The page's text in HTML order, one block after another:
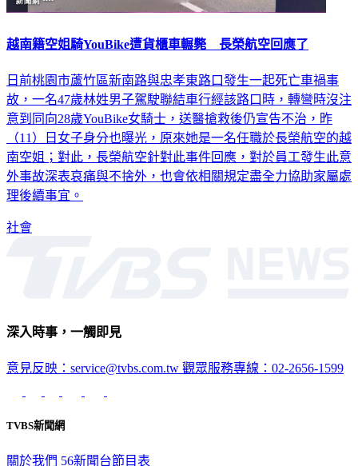
越南籍空姐騎YouBike遭貨櫃車輾斃 長榮航空回應了
日前桃園市蘆竹區新南路與忠孝東路口發生一起死亡車禍事
故，一名47歲林姓男子駕駛聯結車行經該路口時，轉彎時沒注
意到同向28歲YouBike女騎士，送醫搶救後仍宣告不治，昨
（11）日女子身分也曝光，原來她是一名任職於長榮航空的越
南空姐；對此，長榮航空針對此事件回應，對於員工發生此意
外事故深表哀痛與不捨外，也會依相關規定盡全力協助家屬處
理後續事宜。
社會
深入時事，一觸即見
意見反映：service@tvbs.com.tw 觀眾服務專線：02-2656-1599
TVBS新聞網
關於我們 56新聞台節目表